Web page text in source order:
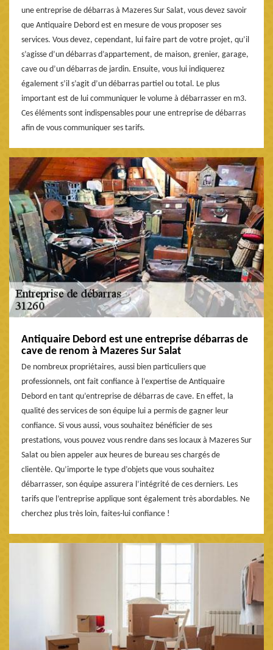
une entreprise de débarras à Mazeres Sur Salat, vous devez savoir
que Antiquaire Debord est en mesure de vous proposer ses
services. Vous devez, cependant, lui faire part de votre projet, qu’il
s’agisse d’un débarras d’appartement, de maison, grenier, garage,
cave ou d’un débarras de jardin. Ensuite, vous lui indiquerez
également s’il s’agit d’un débarras partiel ou total. Le plus
important est de lui communiquer le volume à débarrasser en m3.
Ces éléments sont indispensables pour une entreprise de débarras
afin de vous communiquer ses tarifs.
Antiquaire Debord est une entreprise débarras de
cave de renom à Mazeres Sur Salat
De nombreux propriétaires, aussi bien particuliers que
professionnels, ont fait confiance à l’expertise de Antiquaire
Debord en tant qu’entreprise de débarras de cave. En effet, la
qualité des services de son équipe lui a permis de gagner leur
confiance. Si vous aussi, vous souhaitez bénéficier de ses
prestations, vous pouvez vous rendre dans ses locaux à Mazeres Sur
Salat ou bien appeler aux heures de bureau ses chargés de
clientèle. Qu’importe le type d’objets que vous souhaitez
débarrasser, son équipe assurera l’intégrité de ces derniers. Les
tarifs que l’entreprise applique sont également très abordables. Ne
cherchez plus très loin, faites-lui confiance !